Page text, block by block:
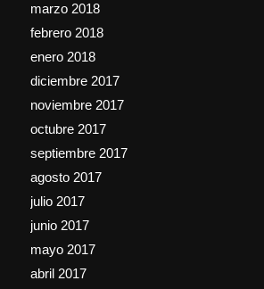
marzo 2018
febrero 2018
enero 2018
diciembre 2017
noviembre 2017
octubre 2017
septiembre 2017
agosto 2017
julio 2017
junio 2017
mayo 2017
abril 2017